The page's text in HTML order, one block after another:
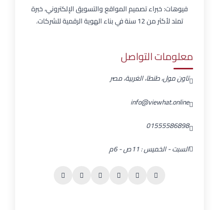
فيوهات: خبراء تصميم المواقع والتسويق الإلكتروني، خبرة
تمتد لأكثر من 12 سنة في بناء الهوية الرقمية للشركات.
معلومات التواصل
تاون مول، طنطا، الغربية، مصر
info@viewhat.online
01555586898
السبت - الخميس : 11ص - 6م